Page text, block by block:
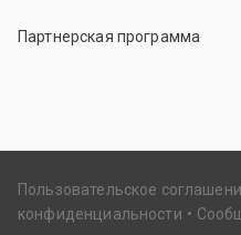
Партнерская программа
Пользовательское
конфиденциальности